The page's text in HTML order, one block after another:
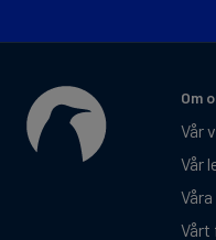
Om
Vår
Vår
Vårt